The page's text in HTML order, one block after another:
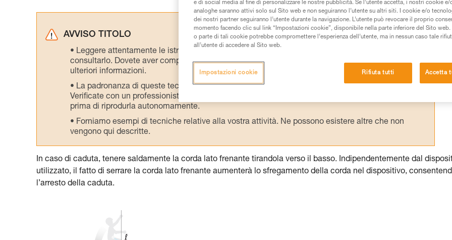
AVVISO TITOLO
Leggere attentamente le istruzioni tecniche dei prodotti utilizzati in questo consiglio prima di
consultarlo. Dovete aver compreso le informazioni dell’istruzione tecnica per poter capire queste
ulteriori informazioni.
La padronanza di queste tecniche richiede una formazione ed un addestramento specifico.
Verificate con un professionista la vostra capacità di rifare la manovra, da soli, in piena sicurezza,
prima di riprodurla autonomamente.
Forniamo esempi di tecniche relative alla vostra attività. Ne possono esistere altre che non
vengono qui descritte.
In caso di caduta, tenere saldamente la corda lato frenante tirandola verso il basso. Indipendentemente dal
utilizzato, il fatto di serrare la corda lato frenante aumenterà lo sfregamento della corda nel dispositivo,
l’arresto della caduta.
e di social media al fine di personalizzare le nostre pubblicità. Se l’utente accetta, i nostri cookie
analoghe saranno attivi solo sul Sito web e non seguiranno l’utente su altri siti. I cookie e/o
dei nostri partner seguiranno l’utente durante la navigazione. L’utente può revocare il proprio
momento facendo clic sul link “Impostazioni cookie”, disponibile nella parte inferiore del Sito
o parte di tali cookie potrebbe compromettere l’esperienza dell’utente, ma in nessun caso tale
all’utente di accedere al Sito web.
Rifiuta tutti Accetta
Impostazioni cookie